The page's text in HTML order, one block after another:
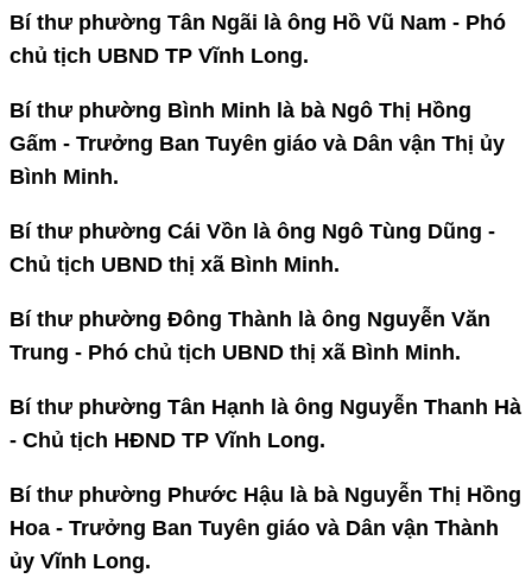
Bí thư phường Tân Ngãi là ông Hồ Vũ Nam - Phó
chủ tịch UBND TP Vĩnh Long.
Bí thư phường Bình Minh là bà Ngô Thị Hồng
Gấm - Trưởng Ban Tuyên giáo và Dân vận Thị ủy
Bình Minh.
Bí thư phường Cái Vồn là ông Ngô Tùng Dũng -
Chủ tịch UBND thị xã Bình Minh.
Bí thư phường Đông Thành là ông Nguyễn Văn
Trung - Phó chủ tịch UBND thị xã Bình Minh.
Bí thư phường Tân Hạnh là ông Nguyễn Thanh Hà
- Chủ tịch HĐND TP Vĩnh Long.
Bí thư phường Phước Hậu là bà Nguyễn Thị Hồng
Hoa - Trưởng Ban Tuyên giáo và Dân vận Thành
ủy Vĩnh Long.